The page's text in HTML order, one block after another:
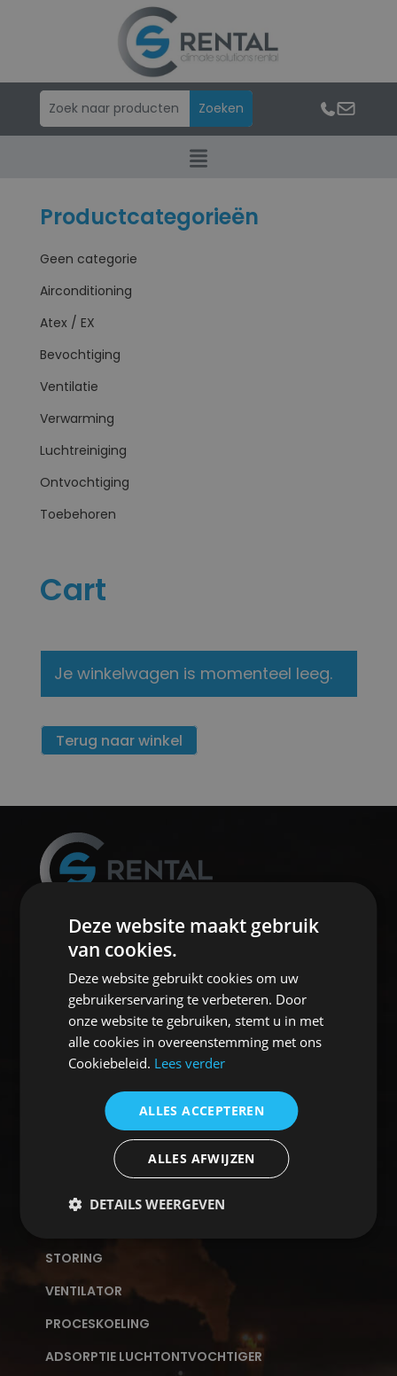
Productcategorieën
Geen categorie
Airconditioning
Atex / EX
Bevochtiging
Ventilatie
Verwarming
Luchtreiniging
Ontvochtiging
Toebehoren
Cart
Je winkelwagen is momenteel leeg.
Terug naar winkel
CSrental is gespecialiseerd in het bieden van
klimaatoplossingen voor de industrie, bouw, ATEX
omgevingen en wederverhuur. Door de jarenlange
ervaring in de verhuur, spreken wij ook niet meer
over verhuur van producten maar over verhuur
van oplossingen.
STORING
VENTILATOR
PROCESKOELING
ADSORPTIE LUCHTONTVOCHTIGER
Deze website maakt gebruik
van cookies.
Deze website gebruikt cookies om uw
gebruikerservaring te verbeteren. Door
onze website te gebruiken, stemt u in met
alle cookies in overeenstemming met ons
Cookiebeleid. Lees verder
ALLES ACCEPTEREN
ALLES AFWIJZEN
DETAILS WEERGEVEN